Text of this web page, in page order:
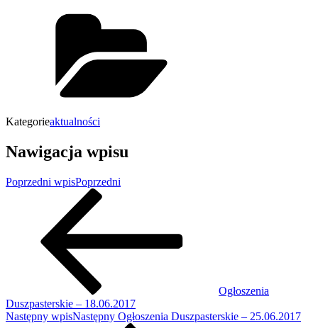
Kategorieaktualności
Nawigacja wpisu
Poprzedni wpisPoprzedni
Ogłoszenia
Duszpasterskie – 18.06.2017
Następny wpisNastępny Ogłoszenia Duszpasterskie – 25.06.2017